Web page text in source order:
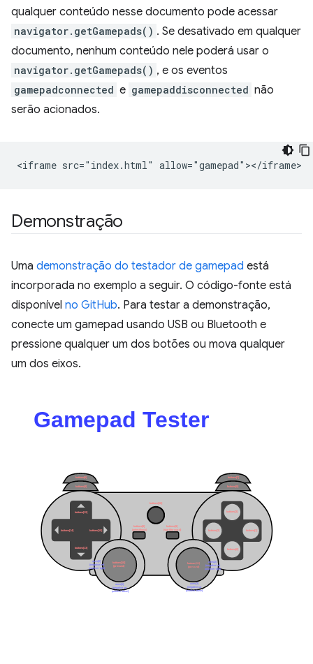
qualquer conteúdo nesse documento pode acessar
navigator.getGamepads() . Se desativado em qualquer
documento, nenhum conteúdo nele poderá usar o
navigator.getGamepads() , e os eventos
gamepadconnected e gamepaddisconnected não
serão acionados.
Demonstração
Uma demonstração do testador de gamepad está
incorporada no exemplo a seguir. O código-fonte está
disponível no GitHub. Para testar a demonstração,
conecte um gamepad usando USB ou Bluetooth e
pressione qualquer um dos botões ou mova qualquer
um dos eixos.